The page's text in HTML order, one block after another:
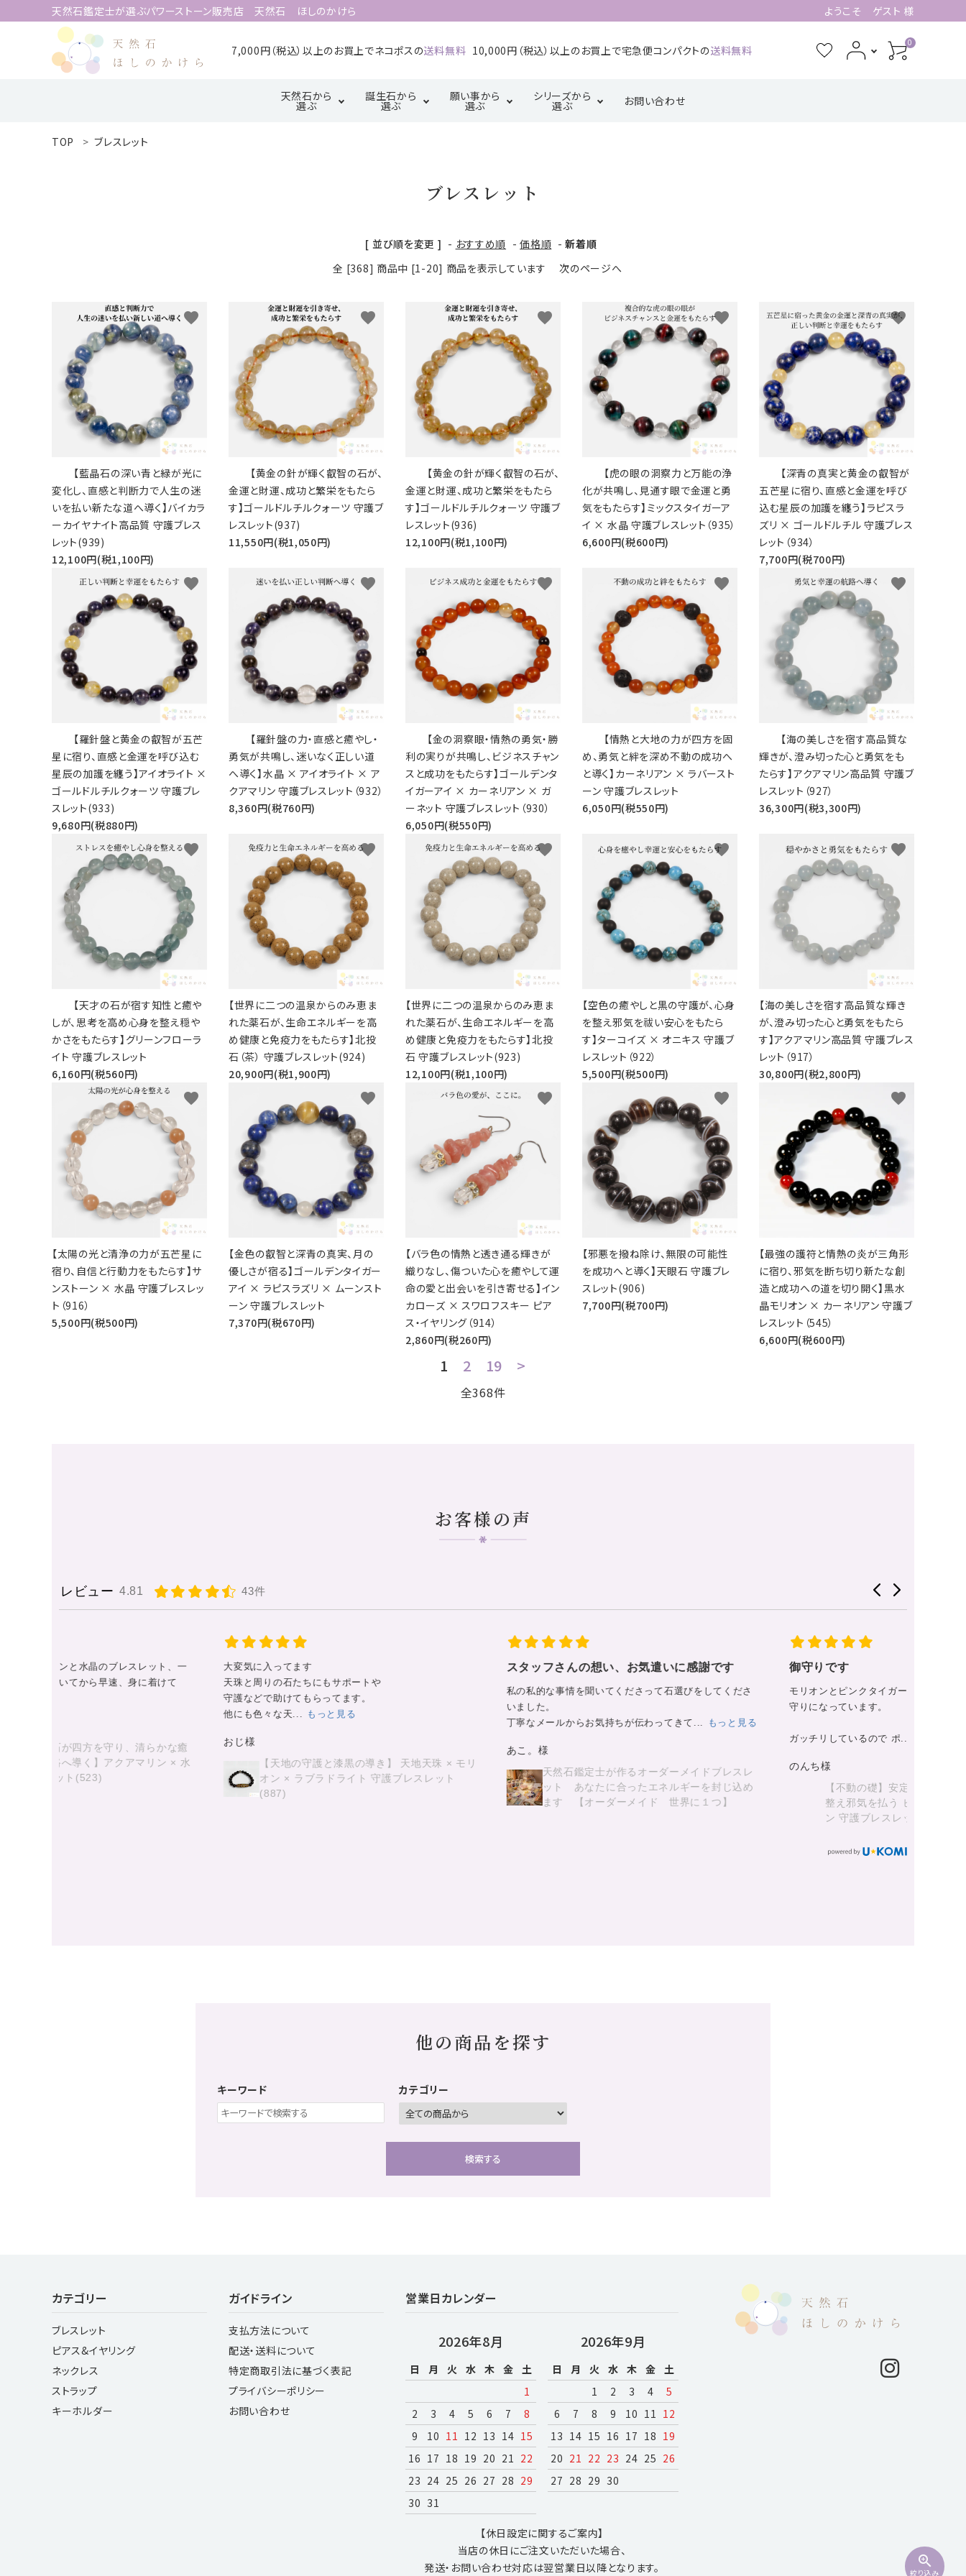
天然石鑑定士が選ぶパワーストーン販売店 天然石 ほしのかけら ようこそ ゲスト 様
7,000円（税込）以上のお買上でネコポスの送料無料 10,000円（税込）以上のお買上で宅急便コンパクトの送料無料
0
天然石から
選ぶ
ラ行
誕生石から
選ぶ
5月誕生石
願い事から
選ぶ
シリーズから
選ぶ お問い合わせ
誕生石から選ぶ
願い事から選ぶ
シリーズから選ぶ
支払方法について
配送・送料について
特定商取引法に基づく表記
プライバシーポリシー
お問い合わせ
TOP ブレスレット
ブレスレット
[ 並び順を変更 ] - おすすめ順 -価格順 -新着順
全 [368] 商品中 [1-20] 商品を表示しています
次のページへ
【藍晶石の深い青と緑が光に
変化し、直感と判断力で人生の迷
いを払い新たな道へ導く】バイカラ
ーカイヤナイト高品質 守護ブレス
レット(939)
12,100円(税1,100円)
favorite
【黄金の針が輝く叡智の石が、
金運と財運、成功と繁栄をもたら
す】ゴールドルチルクォーツ 守護ブ
レスレット(937)
11,550円(税1,050円)
favorite
【黄金の針が輝く叡智の石が、
金運と財運、成功と繁栄をもたら
す】ゴールドルチルクォーツ 守護ブ
レスレット(936)
12,100円(税1,100円)
favorite
【虎の眼の洞察力と万能の浄
化が共鳴し、見通す眼で金運と勇
気をもたらす】ミックスタイガーア
イ × 水晶 守護ブレスレット（935）
6,600円(税600円)
favorite
【深青の真実と黄金の叡智が
五芒星に宿り、直感と金運を呼び
込む星辰の加護を纏う】ラピスラ
ズリ × ゴールドルチル 守護ブレス
レット（934）
7,700円(税700円)
favorite
【羅針盤と黄金の叡智が五芒
星に宿り、直感と金運を呼び込む
星辰の加護を纏う】アイオライト ×
ゴールドルチルクォーツ 守護ブレ
スレット(933)
9,680円(税880円)
favorite
【羅針盤の力・直感と癒やし・
勇気が共鳴し、迷いなく正しい道
へ導く】水晶 × アイオライト × ア
クアマリン 守護ブレスレット（932）
8,360円(税760円)
favorite
【金の洞察眼・情熱の勇気・勝
利の実りが共鳴し、ビジネスチャン
スと成功をもたらす】ゴールデンタ
イガーアイ × カーネリアン × ガ
ーネット 守護ブレスレット（930）
6,050円(税550円)
favorite
【情熱と大地の力が四方を固
め、勇気と絆を深め不動の成功へ
と導く】カーネリアン × ラバースト
ーン 守護ブレスレット
6,050円(税550円)
favorite
【海の美しさを宿す高品質な
輝きが、澄み切った心と勇気をも
たらす】アクアマリン高品質 守護ブ
レスレット（927）
36,300円(税3,300円)
favorite
【天才の石が宿す知性と癒や
しが、思考を高め心身を整え穏や
かさをもたらす】グリーンフローラ
イト 守護ブレスレット
6,160円(税560円)
favorite
【世界に二つの温泉からのみ恵ま
れた薬石が、生命エネルギーを高
め健康と免疫力をもたらす】北投
石（茶） 守護ブレスレット(924)
20,900円(税1,900円)
favorite
【世界に二つの温泉からのみ恵ま
れた薬石が、生命エネルギーを高
め健康と免疫力をもたらす】北投
石 守護ブレスレット(923)
12,100円(税1,100円)
favorite
【空色の癒やしと黒の守護が、心身
を整え邪気を祓い安心をもたら
す】ターコイズ × オニキス 守護ブ
レスレット（922）
5,500円(税500円)
favorite
【海の美しさを宿す高品質な輝き
が、澄み切った心と勇気をもたら
す】アクアマリン高品質 守護ブレス
レット（917）
30,800円(税2,800円)
favorite
【太陽の光と清浄の力が五芒星に
宿り、自信と行動力をもたらす】サ
ンストーン × 水晶 守護ブレスレッ
ト（916）
5,500円(税500円)
favorite
【金色の叡智と深青の真実、月の
優しさが宿る】ゴールデンタイガー
アイ × ラピスラズリ × ムーンスト
ーン 守護ブレスレット
7,370円(税670円)
favorite
【バラ色の情熱と透き通る輝きが
織りなし、傷ついた心を癒やして運
命の愛と出会いを引き寄せる】イン
カローズ × スワロフスキー ピア
ス・イヤリング（914）
2,860円(税260円)
favorite
【邪悪を撥ね除け、無限の可能性
を成功へと導く】天眼石 守護ブレ
スレット(906)
7,700円(税700円)
favorite
【最強の護符と情熱の炎が三角形
に宿り、邪気を断ち切り新たな創
造と成功への道を切り開く】黒水
晶モリオン × カーネリアン 守護ブ
レスレット（545）
6,600円(税600円)
favorite
1 2 19 >
全368件
お客様の声
レビュー 4.81 43件
大変気に入ってます
天珠と周りの石たちにもサポートや
おじ様
【天地の守護と漆黒の導き】 天地天珠 × モリ
オン × ラブラドライト 守護ブレスレット
スタッフさんの想い、お気遣いに感謝です
私の私的な事情を聞いてくださって石選びをしてくださ
丁寧なメールからお気持ちが伝わってきて...もっと見る
天然石鑑定士が作るオーダーメイドブレスレ
ット あなたに合ったエネルギーを封じ込め
ます 【オーダーメイド 世界に１つ】
御守りです
モリオンとピンクタイガーアイ・そして水晶と 完璧な御
もっと見る
のんち様
【不動の礎】安定の絆と聖なる守護。運気を
整え邪気を払う ピンクタイガーアイ × モリオ
他の商品を探す
キーワード カテゴリー
検索する
zoom_in
絞り込み
カテゴリー
ブレスレット
ピアス&イヤリング
ネックレス
ストラップ
キーホルダー
ガイドライン
支払方法について
配送・送料について
特定商取引法に基づく表記
プライバシーポリシー
お問い合わせ
営業日カレンダー
2026年8月
日 月 火 水 木 金 土
1
2
3 4 5 6 7
8
9
10 11 12 13 14 15
16 17 18 19 20 21 22
23 24 25 26 27 28 29
30 31
2026年9月
日 月 火 水 木 金 土
1
2 3 4
5
6
7 8 9 10 11 12
13 14 15 16 17 18 19
20 21 22 23 24 25 26
27 28 29 30
【休日設定に関するご案内】
当店の休日にご注文いただいた場合、
発送・お問い合わせ対応は翌営業日以降となります。